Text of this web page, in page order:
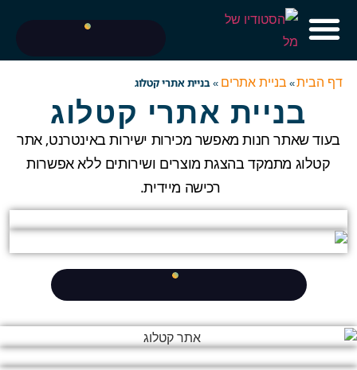
דף הבית» בניית אתרים »בניית אתרי קטלוג
בניית אתרי קטלוג
בעוד שאתר חנות מאפשר מכירות ישירות באינטרנט, אתר
קטלוג מתמקד בהצגת מוצרים ושירותים ללא אפשרות
רכישה מיידית.